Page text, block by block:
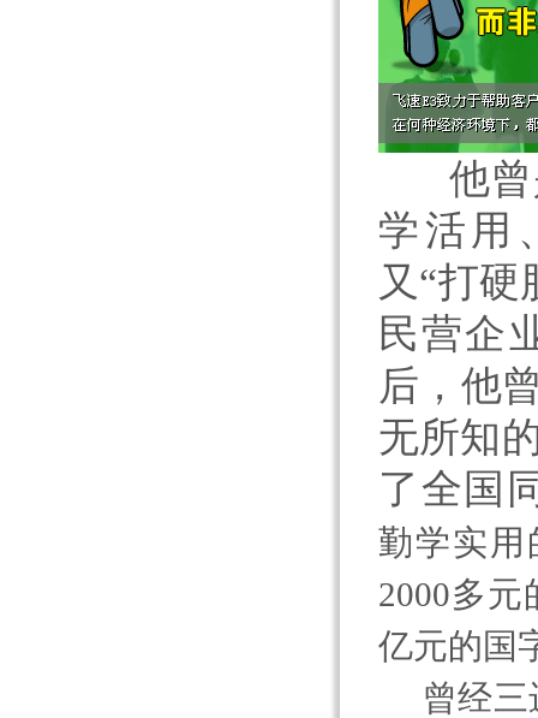
他曾
学活用
又“打
民营企
后，他
无所知
了全国
勤学实用
2000多
亿元的国
曾经